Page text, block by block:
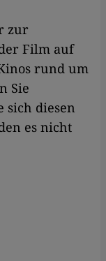
zur
Film auf
rund um
Sie
sich diesen
es nicht